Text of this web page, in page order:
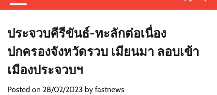
ประจวบคีรีขันธ์-ทะลักต่อเนื่อง
ปกครองจังหวัดรวบ เมียนมา ลอบเข้า
เมืองประจวบฯ
Posted on 28/02/2023 by fastnews